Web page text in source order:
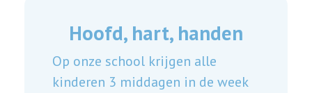
Hoofd, hart, handen
Op onze school krijgen alle
kinderen 3 middagen in de week